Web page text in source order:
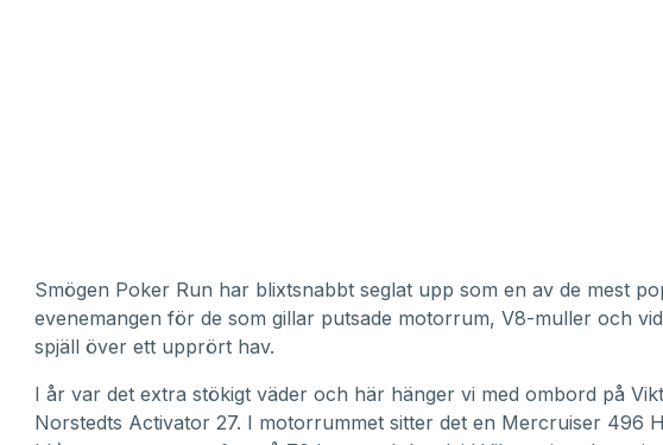
Smögen Poker Run har blixtsnabbt seglat upp som en av de mest
evenemangen för de som gillar putsade motorrum, V8-muller och
spjäll över ett upprört hav.
I år var det extra stökigt väder och här hänger vi med ombord på
Norstedts Activator 27. I motorrummet sitter det en Mercruiser 496